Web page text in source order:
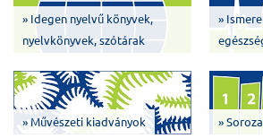
» Idegen nyelvű könyvek,
nyelvkönyvek, szótárak
»
» Művészeti kiadványok »